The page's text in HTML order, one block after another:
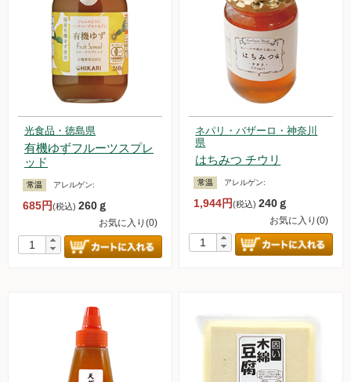
光食品・徳島県
有機ゆずフルーツスプレ
ッド
常温 アレルゲン:
685円(税込) 260ｇ
お気に入り(0)
ネパリ・バザーロ・神奈川
県
はちみつ チウリ
常温 アレルゲン:
1,944円(税込)240ｇ
お気に入り(0)